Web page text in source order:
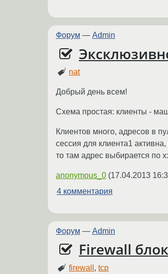
Форум — Admin
nat
Добрый день всем!
Схема простая: клиенты -
Клиентов много, адресов в
сессия для клиента1
то там адрес выбирается по
anonymous_0 (17.04.2013
4 комментария
Форум — Admin
Firewall
firewall ,tcp